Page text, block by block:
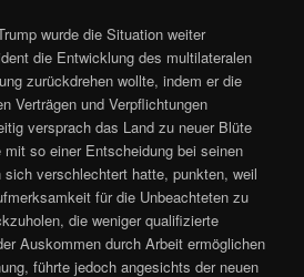
wurde die Situation weiter
die Entwicklung des multilateralen
zurückdrehen wollte, indem er die
Verträgen und Verpflichtungen
versprach das Land zu neuer Blüte
so einer Entscheidung bei seinen
sich verschlechtert hatte, punkten, weil
für die Unbeachteten zu
die weniger qualifizierte
Auskommen durch Arbeit ermöglichen
führte jedoch angesichts der neuen